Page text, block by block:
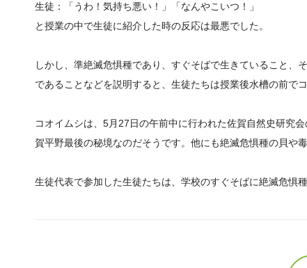
生徒：「うわ！気持ち悪い！」「なんやこいつ！」
と授業の中で生徒に紹介した時の反応は最悪でした。
しかし、準絶滅危惧種であり、すぐそばで生きていること
であることなどを説明すると、生徒たちは授業後水槽の前で
コオイムシは、5月27日の午前中に行われた佐賀自然史研究
賀平野最後の秘境なのだそうです。他にも絶滅危惧種の貝や
生徒代表で参加した生徒たちは、学校のすぐそばに絶滅危惧